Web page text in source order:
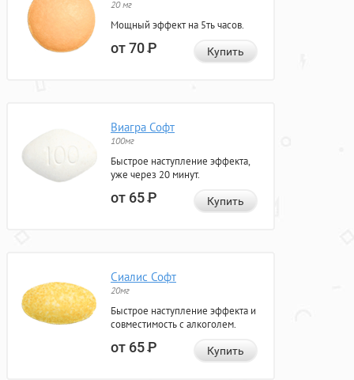
20 мг
Мощный эффект на 5ть часов.
от 70Р Купить
Виагра Софт
100мг
Быстрое наступление эффекта,
уже через 20 минут.
от 65Р Купить
Сиалис Софт
20мг
Быстрое наступление эффекта и
совместимость с алкоголем.
от 65Р Купить